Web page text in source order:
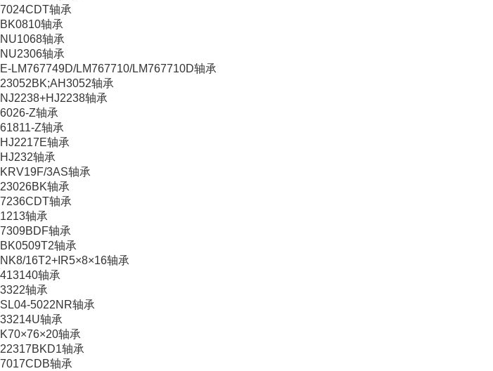
7024CDT轴承
BK0810轴承
NU1068轴承
NU2306轴承
E-LM767749D/LM767710/LM767710D轴承
23052BK;AH3052轴承
NJ2238+HJ2238轴承
6026-Z轴承
61811-Z轴承
HJ2217E轴承
HJ232轴承
KRV19F/3AS轴承
23026BK轴承
7236CDT轴承
1213轴承
7309BDF轴承
BK0509T2轴承
NK8/16T2+IR5×8×16轴承
413140轴承
3322轴承
SL04-5022NR轴承
33214U轴承
K70×76×20轴承
22317BKD1轴承
7017CDB轴承